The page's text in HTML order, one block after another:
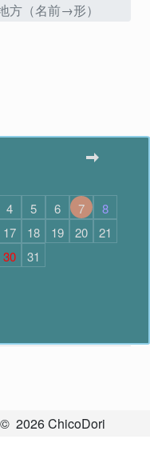
4 5 6 7
8
17 18 19 20
21
30 31
方（名前→形）
© 2026ChicoDori